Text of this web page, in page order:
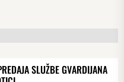
SLUŽBE GVARDIJANA